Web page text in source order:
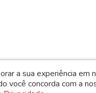
a sua experiência em
você concorda com a